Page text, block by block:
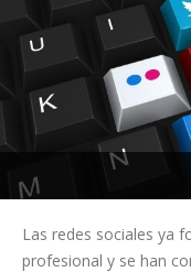
Las redes sociales ya
profesional y se han